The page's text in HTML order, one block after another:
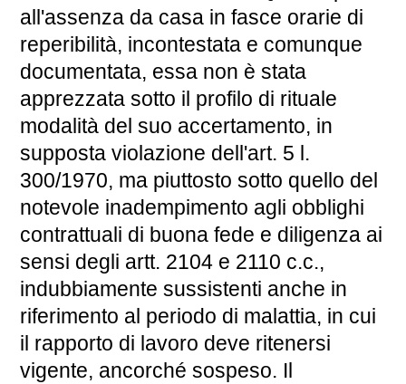
all'assenza da casa in fasce orarie di
reperibilità, incontestata e comunque
documentata, essa non è stata
apprezzata sotto il profilo di rituale
modalità del suo accertamento, in
supposta violazione dell'art. 5 l.
300/1970, ma piuttosto sotto quello del
notevole inadempimento agli obblighi
contrattuali di buona fede e diligenza ai
sensi degli artt. 2104 e 2110 c.c.,
indubbiamente sussistenti anche in
riferimento al periodo di malattia, in cui
il rapporto di lavoro deve ritenersi
vigente, ancorché sospeso. Il